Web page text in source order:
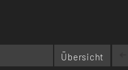
Übersicht